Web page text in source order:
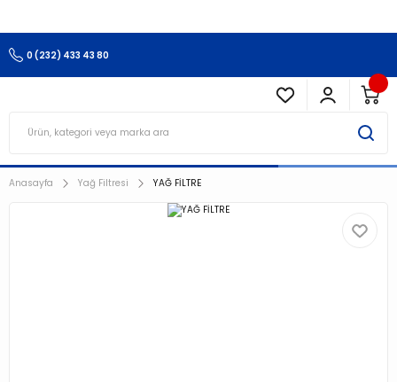
0 (232) 433 43 80
Anasayfa Yağ Filtresi YAĞ FİLTRE